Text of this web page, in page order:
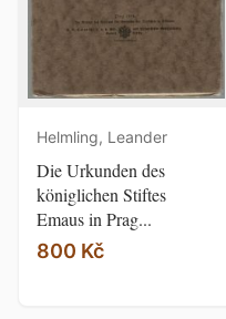
Helmling, Leander
Die Urkunden des
königlichen Stiftes
Emaus in Prag...
800 Kč